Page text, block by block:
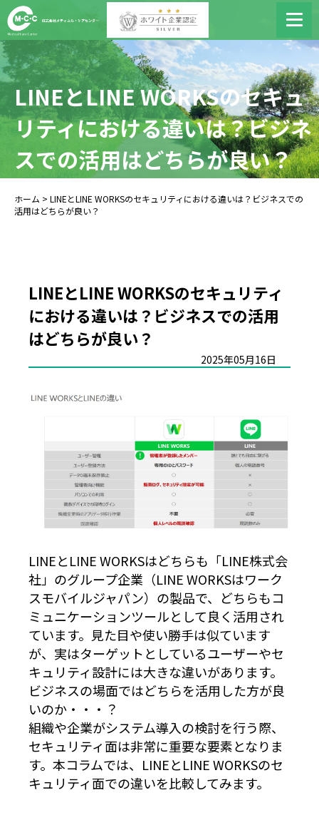
LINEとLINE WORKSのセキュ
リティにおける違いは？ビジネ
スでの活用はどちらが良い？
ホーム > LINEとLINE WORKSのセキュリティにおける違いは？ビジネスでの
活用はどちらが良い？
LINEとLINE WORKSのセキュリティ
における違いは？ビジネスでの活用
はどちらが良い？
2025年05月16日
LINEとLINE WORKSはどちらも「LINE株式会
社」のグループ企業（LINE WORKSはワーク
スモバイルジャパン）の製品で、どちらもコ
ミュニケーションツールとして良く活用され
ています。見た目や使い勝手は似ています
が、実はターゲットとしているユーザーやセ
キュリティ設計には大きな違いがあります。
ビジネスの場面ではどちらを活用した方が良
いのか・・・？
組織や企業がシステム導入の検討を行う際、
セキュリティ面は非常に重要な要素となりま
す。本コラムでは、LINEとLINE WORKSのセ
キュリティ面での違いを比較してみます。